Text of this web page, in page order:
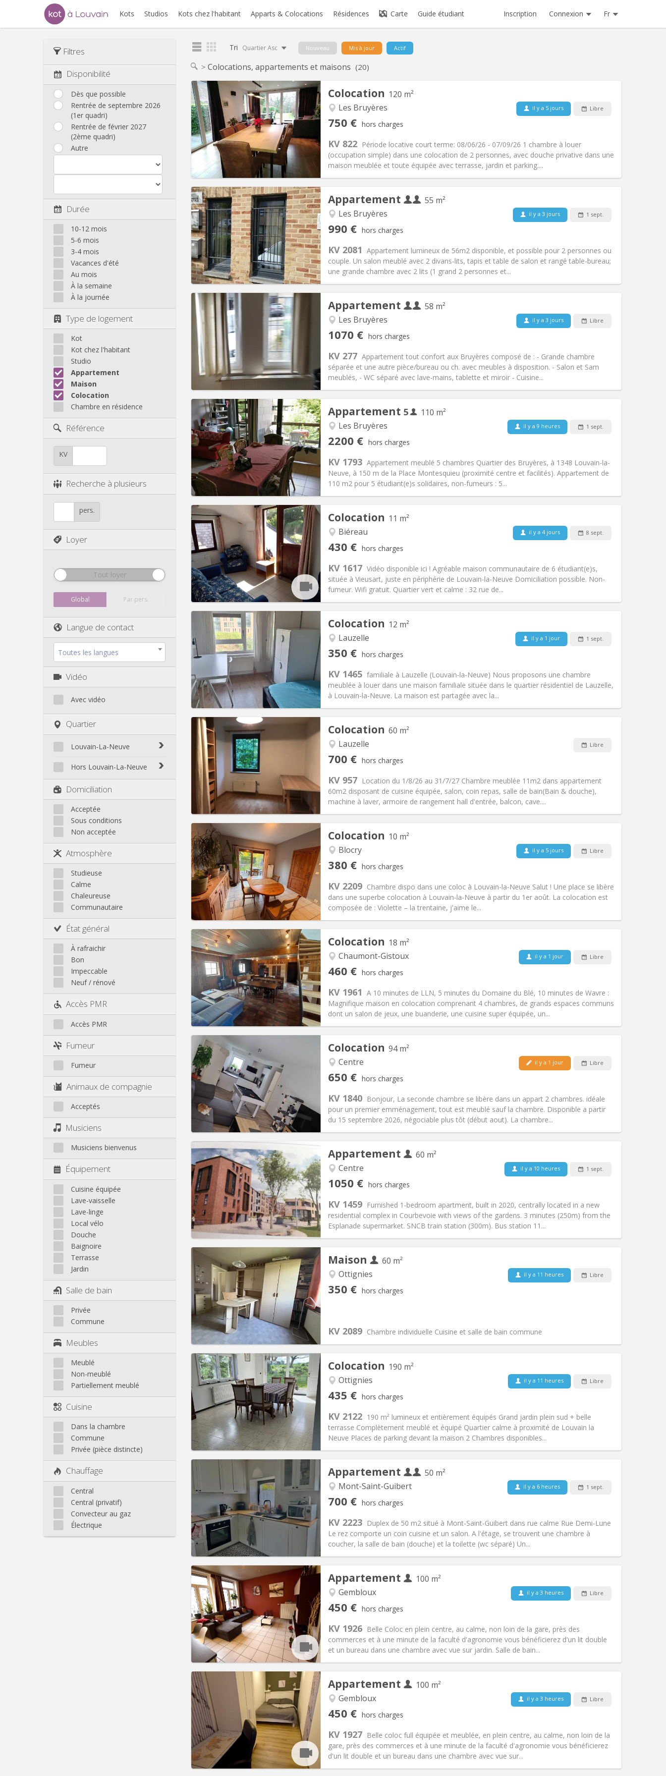
Kots Studios Kots chez l'habitant Apparts & Colocations Résidences Carte Guide étudiant Inscription Connexion Fr
Filtres
Disponibilité
Dès que possible
Rentrée de septembre 2026
(1er quadri)
Rentrée de février 2027
(2ème quadri)
Autre
Durée
10-12 mois
5-6 mois
3-4 mois
Vacances d'été
Au mois
À la semaine
À la journée
Type de logement
Kot
Kot chez l'habitant
Studio
Appartement
Maison
Colocation
Chambre en résidence
Référence
KV
Recherche à plusieurs
pers.
Loyer
Tout loyer
Global Par pers.
Langue de contact
Toutes les langues
Vidéo
Avec vidéo
Quartier
Louvain-La-Neuve
Biéreau
Centre
L'Hocaille
La Baraque
Lauzelle
Les Bruyères
Hors Louvain-La-Neuve
Genappe
Mont-Saint-Guibert
Nivelles
Ottignies
Rixensart
Walhain
Wavre
Autre
Domiciliation
Acceptée
Sous conditions
Non acceptée
Atmosphère
Studieuse
Calme
Chaleureuse
Communautaire
État général
À rafraichir
Bon
Impeccable
Neuf / rénové
Accès PMR
Accès PMR
Fumeur
Fumeur
Animaux de compagnie
Acceptés
Musiciens
Musiciens bienvenus
Équipement
Cuisine équipée
Lave-vaisselle
Lave-linge
Local vélo
Douche
Baignoire
Terrasse
Jardin
Salle de bain
Privée
Commune
Meubles
Meublé
Non-meublé
Partiellement meublé
Cuisine
Dans la chambre
Commune
Privée (pièce distincte)
Chauffage
Central
Central (privatif)
Convecteur au gaz
Électrique
Tri Quartier Asc Nouveau Mis à jour Actif
Colocations, appartements et maisons (20)
Colocation 120 m²
Les Bruyères
750 € hors charges
il y a 5 jours Libre
KV 822 Période locative court terme: 08/06/26 - 07/09/26 1 chambre à louer
(occupation simple) dans une colocation de 2 personnes, avec douche privative dans une
maison meublée et toute équipée avec terrasse, jardin et parking....
Infos Pratiques
Loyer:750 €
Charges:50 €
Durée: 3-4 mois, vacances d'été
Domiciliation:Non
Aménagement
Salle de bain:Privée
Superficie:120 m2
Autre
Atmosphère:Calme, studieuse,
Non-fumeur
Animaux de compagnie:Non
Appartement
55 m²
Les Bruyères
990 € hors charges
il y a 3 jours 1 sept.
KV 2081 Appartement lumineux de 56m2 disponible, et possible pour 2 personnes ou
couple. Un salon meublé avec 2 divans-lits, tapis et table de salon et rangé table-bureau;
une grande chambre avec 2 lits (1 grand 2 personnes et...
Infos Pratiques
Loyer: 990 € (495 €/pers.)
Charges:260 € (130 €/pers.)
Durée:12 mois, 5-6 mois
Domiciliation:Non
Aménagement
Salle de bain:Privée
Superficie:55 m2
Autre
Atmosphère:Chaleureuse, calme,
Non-fumeur
Animaux de compagnie:Non
Appartement
58 m²
Les Bruyères
1070 € hors charges
il y a 3 jours Libre
KV 277 Appartement tout confort aux Bruyères composé de : - Grande chambre
séparée et une autre pièce/bureau ou ch. avec meubles à disposition. - Salon et Sam
meublés, - WC séparé avec lave-mains, tablette et miroir - Cuisine...
Infos Pratiques
Loyer: 1070 € (535 €/pers.)
Charges:230 € (115 €/pers.)
Durée: 12 mois
Domiciliation: Sous conditions
Aménagement
Salle de bain:Privée
Superficie:58 m2
Autre
Atmosphère:Chaleureuse, calme,
Non-fumeur
Animaux de compagnie:Non
Appartement 5
110 m²
Les Bruyères
2200 € hors charges
il y a 9 heures 1 sept.
KV 1793 Appartement meublé 5 chambres Quartier des Bruyères, à 1348 Louvain-la-
Neuve, à 150 m de la Place Montesquieu (proximité centre et facilités). Appartement de
110 m2 pour 5 étudiant(e)s solidaires, non-fumeurs : 5...
Infos Pratiques
Loyer:2200 € (440 €/pers.)
Charges:375 € (75 €/pers.)
Durée:12 mois
Domiciliation:Non
Aménagement
Salle de bain:Commune
Superficie:110 m2
Autre
Atmosphère: Studieuse, calme
Animaux de compagnie:Non
Colocation 11 m²
Biéreau
430 € hors charges
il y a 4 jours 8 sept.
KV 1617 Vidéo disponible ici ! Agréable maison communautaire de 6 étudiant(e)s,
située à Vieusart, juste en périphérie de Louvain-la-Neuve Domiciliation possible. Non-
fumeur. Wifi gratuit. Quartier vert et calme : 32 rue de...
Infos Pratiques
Loyer:430 €
Charges: 100 €
Durée:12 mois
Domiciliation: Acceptée
Aménagement
Salle de bain:Commune
Superficie:11 m2
Autre
Atmosphère:Calme, communautaire
Animaux de compagnie:Non
Colocation 12 m²
Lauzelle
350 € hors charges
il y a 1 jour 1 sept.
KV 1465 familiale à Lauzelle (Louvain-la-Neuve) Nous proposons une chambre
meublée à louer dans une maison familiale située dans le quartier résidentiel de Lauzelle,
à Louvain-la-Neuve. La maison est partagée avec la...
Infos Pratiques
Loyer:350 €
100 €
Durée:10 mois, 5-6 mois, 3-4 mois
Domiciliation:Non
Aménagement
Salle de bain:Commune
Superficie:12 m2
Autre
Atmosphère:Calme, studieuse
Animaux de compagnie:Non
Colocation 60 m²
Lauzelle
700 € hors charges
Libre
KV 957 Location du 1/8/26 au 31/7/27 Chambre meublée 11m2 dans appartement
60m2 disposant de cuisine équipée, salon, coin repas, salle de bain(Bain & douche),
machine à laver, armoire de rangement hall d'entrée, balcon, cave....
Infos Pratiques
Loyer: 700 €
Charges: 100 €
Durée: 12 mois
Domiciliation:Non
Aménagement
Salle de bain:Commune
Superficie:60 m2
Autre
Atmosphère:Studieuse,
Colocation 10 m²
Blocry
380 € hors charges
il y a 5 jours Libre
KV 2209 Chambre dispo dans une coloc à Louvain-la-Neuve Salut ! Une place se libère
dans une superbe colocation à Louvain-la-Neuve à partir du 1er août. La colocation est
composée de : Violette – la trentaine, j'aime le...
Infos Pratiques
Loyer:380 €
Charges:120 €
Durée:12 mois
Domiciliation:Acceptée
Aménagement
Salle de bain:Commune
Superficie:10 m2
Autre
Atmosphère:Calme, studieuse,
Fumeur ok
Animaux de compagnie:Acceptés
Colocation 18 m²
Chaumont-Gistoux
460 € hors charges
il y a 1 jour Libre
KV 1961 A 10 minutes de LLN, 5 minutes du Domaine du Blé, 10 minutes de Wavre :
Magnifique maison en colocation comprenant 4 chambres, de grands espaces communs
dont un salon de jeux, une buanderie, une cuisine super équipée, un...
Infos Pratiques
Loyer:460 €
Charges:80 €
Durée:12 mois, 11 mois, 10 mois
Domiciliation:Acceptée
Aménagement
Salle de bain:Privée
Superficie:18 m2
Autre
Atmosphère:Communautaire,
Fumeur ok
Animaux de compagnie:Non
Colocation 94 m²
Centre
650 € hors charges
il y a 1 jour Libre
KV 1840 Bonjour, La seconde chambre se libère dans un appart 2 chambres. idéale
pour un premier emménagement, tout est meublé sauf la chambre. Disponible a partir
du 15 septembre 2026, négociable plus tôt (début aout). La chambre...
Infos Pratiques
Loyer:650 €
Charges:150 €
Durée: 12 mois, 11 mois, 10 mois
Domiciliation:Acceptée
Aménagement
Salle de bain:Commune
Superficie:94 m2
Autre
Atmosphère:Calme, chaleureuse
Animaux de compagnie:Acceptés
Appartement
60 m²
Centre
1050 € hors charges
il y a 10 heures 1 sept.
KV 1459 Furnished 1-bedroom apartment, built in 2020, centrally located in a new
residential complex in Courbevoie with views of the gardens. 3 minutes (250m) from the
Esplanade supermarket. SNCB train station (300m). Bus station 11...
Infos Pratiques
Loyer: 1050 €
Charges:120 €
Durée:12 mois, 3-4 mois, au mois
Domiciliation:Acceptée
Aménagement
Salle de bain:Privée
Superficie:60 m2
Autre
Atmosphère: Calme
Animaux de compagnie:Non
Maison
60 m²
Ottignies
350 € hors charges
il y a 11 heures Libre
KV 2089 Chambre individuelle Cuisine et salle de bain commune
Infos Pratiques
Loyer: 350 €
Charges:50 €
Durée: 12 mois, 10 mois
Domiciliation:Non
Aménagement
Superficie:60 m2
Autre
Accès PMR:Non
Non-fumeur
Colocation 190 m²
Ottignies
435 € hors charges
il y a 11 heures Libre
KV 2122 190 m² lumineux et entièrement équipés Grand jardin plein sud + belle
terrasse Complètement meublé et équipé Quartier calme à proximité de Louvain la
Neuve Places de parking devant la maison 2 Chambres disponibles...
Infos Pratiques
Loyer: 435 €
Charges:160 €
Durée:12 mois, 11 mois
Domiciliation:Acceptée
Aménagement
Salle de bain: Commune
Superficie:190 m2
Autre
Atmosphère: Calme, communautaire
Animaux de compagnie:Non
Appartement
50 m²
Mont-Saint-Guibert
700 € hors charges
il y a 6 heures 1 sept.
KV 2223 Duplex de 50 m2 situé à Mont-Saint-Guibert dans rue calme Rue Demi-Lune
Le rez comporte un coin cuisine et un salon. A l'étage, se trouvent une chambre à
coucher, la salle de bain (douche) et la toilette (wc séparé) Un...
Infos Pratiques
Loyer:700 € (350 €/pers.)
Charges:110 € (55 €/pers.)
Durée:12 mois
Domiciliation:Non
Aménagement
Salle de bain:Privée
Superficie:50 m2
Autre
Atmosphère:Calme
Animaux de compagnie:Non
Appartement
100 m²
Gembloux
450 € hors charges
il y a 3 heures Libre
KV 1926 Belle Coloc en plein centre, au calme, non loin de la gare, près des
commerces et à une minute de la faculté d'agronomie vous bénéficierez d'un lit double
et un bureau dans une chambre avec vue sur jardin. Salle de bain...
Infos Pratiques
Loyer:450 €
Charges:150 €
Durée:12 mois, 11 mois, 10 mois, 5-6
mois
Domiciliation: Sous conditions
Aménagement
Salle de bain:Commune
Superficie:100 m2
Autre
Atmosphère:Chaleureuse,
Non-fumeur
Animaux de compagnie:Non
Appartement
100 m²
Gembloux
450 € hors charges
il y a 3 heures Libre
KV 1927 Belle coloc full équipée et meublée, en plein centre, au calme, non loin de la
gare, près des commerces et à une minute de la faculté d'agronomie vous bénéficierez
d'un lit double et un bureau dans une chambre avec vue sur...
Infos Pratiques
Loyer:450 €
Charges: 150 €
Durée: 12 mois, 11 mois, 10 mois, 5-6
mois
Domiciliation: Sous conditions
Aménagement
Salle de bain:Commune
Superficie:100 m2
Autre
Atmosphère:Communautaire,
Non-fumeur
Animaux de compagnie:Non